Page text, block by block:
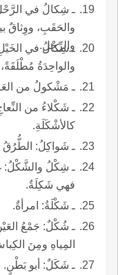
ـ شِكالُ في
والحَقَبِ، ووِثاقٌ
والرِّجْلِ.
ـ شِكالُ في
والواحِدَةُ
ـ مَشْكولُ من
ـ شَكْلاءُ من
كالأشْكَلَةِ.
ـ شَواكِلُ: الطُّرُقُ
ـ شِكْلُ والشَّكْلُ:
فهي شَكِلَةٌ.
ـ شَكْلَةُ: امرأةٌ.
ـ شُكْلٌ: جَمْعُ
المِياهِ ومِنَ
ـ شَكَلٌ: أبو بَطْنٍ.